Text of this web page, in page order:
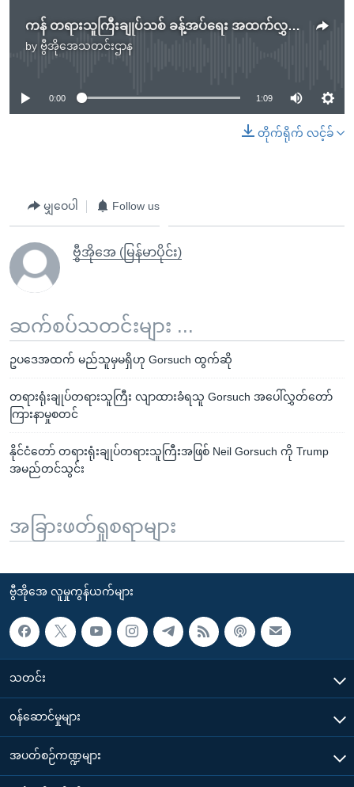
ကန် တရားသူကြီးချုပ်သစ် ခန့်အပ်ရေး အထက်လွှတ်တော်မဲခွဲဖွယ်ရှိ
by ဗွီအိုအေသတင်းဌာန
No media source currently available
0:00 1:09
တိုက်ရိုက် လင့်ခ်
မျှဝေပါ Follow us
ဗွီအိုအေ (မြန်မာပိုင်း)
ဆက်စပ်သတင်းများ ...
ဥပဒေအထက် မည်သူမှမရှိဟု Gorsuch ထွက်ဆို
တရားရုံးချုပ်တရားသူကြီး လျာထားခံရသူ Gorsuch အပေါ်လွှတ်တော်
ကြားနာမှုစတင်
နိုင်ငံတော် တရားရုံးချုပ်တရားသူကြီးအဖြစ် Neil Gorsuch ကို Trump
အမည်တင်သွင်း
အခြားဖတ်ရှုစရာများ
ဗွီအိုအေ လူမှုကွန်ယက်များ
သတင်း
၀န်ဆောင်မှုများ
အပတ်စဉ်ကဏ္ဍများ